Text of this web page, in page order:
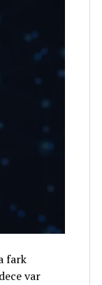
fark
var